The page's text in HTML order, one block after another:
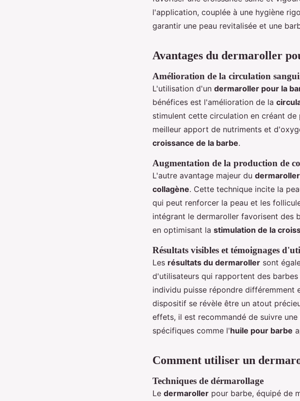
l'application, couplée à une hygiène
garantir une peau revitalisée et une
Avantages du dermaroller
Amélioration de la circulation
L'utilisation d'un dermaroller pour la
bénéfices est l'amélioration de la
stimulent cette circulation en créant
meilleur apport de nutriments et
croissance de la barbe.
Augmentation de la production de
L'autre avantage majeur du
collagène. Cette technique incite la
qui peut renforcer la peau et les
intégrant le dermaroller favorisent des
en optimisant la stimulation de la
Résultats visibles et témoignages
Les résultats du dermaroller sont
d'utilisateurs qui rapportent des
individu puisse répondre différemment
dispositif se révèle être un atout
effets, il est recommandé de suivre une
spécifiques comme l'huile pour barbe
Comment utiliser un
Techniques de dérmarollage
Le dermaroller pour barbe, équipé de